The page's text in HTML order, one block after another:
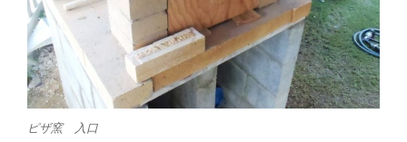
ピザ窯 入口